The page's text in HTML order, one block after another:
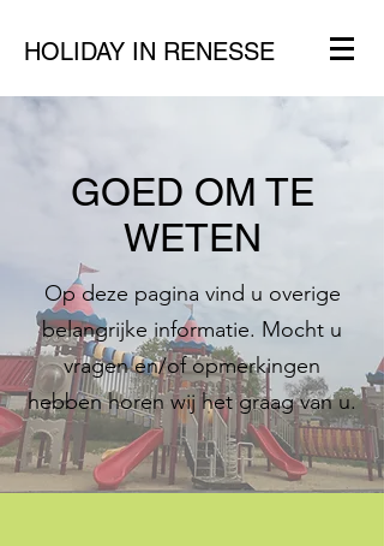
HOLIDAY IN RENESSE
GOED OM TE
WETEN
Op deze pagina vind u overige
belangrijke informatie. Mocht u
vragen en/of opmerkingen
hebben horen wij het graag van u.